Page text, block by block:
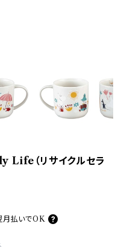
Life（リサイクルセラ
月払いでOK